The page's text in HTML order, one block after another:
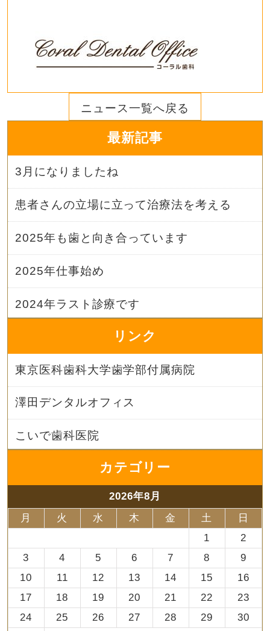
ニュース一覧へ戻る
最新記事
3月になりましたね
患者さんの立場に立って治療法を考える
2025年も歯と向き合っています
2025年仕事始め
2024年ラスト診療です
リンク
東京医科歯科大学歯学部付属病院
澤田デンタルオフィス
こいで歯科医院
カテゴリー
2026年8月
月
火 水 木 金 土
日
1
2
3
4 5 6 7 8
9
10
11 12 13 14 15
16
17
18 19 20 21 22
23
24
25 26 27 28 29
30